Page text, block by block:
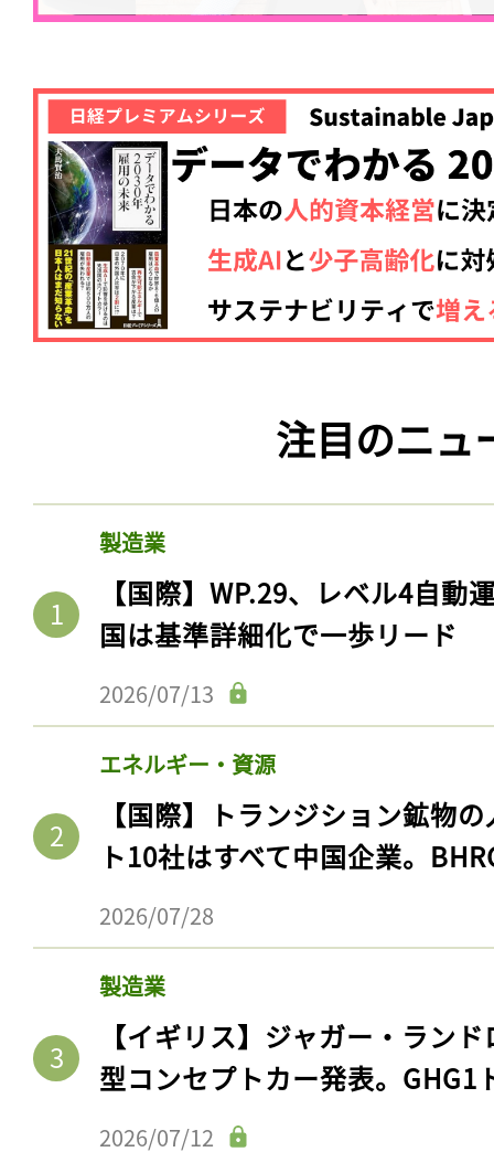
注目のニュ
製造業
【国際】WP.29、レベル4自動
国は基準詳細化で一歩リード
2026/07/13
エネルギー・資源
【国際】トランジション鉱物
ト10社はすべて中国企業。
2026/07/28
製造業
【イギリス】ジャガー・ラン
型コンセプトカー発表。GHG1
2026/07/12